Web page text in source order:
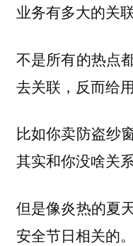
业务有多大的关
不是所有的热点
去关联，反而给
比如你卖防盗纱
其实和你没啥关系
但是像炎热的夏
安全节日相关的。